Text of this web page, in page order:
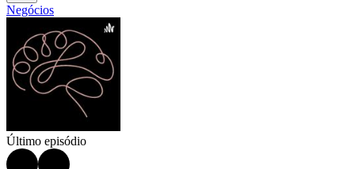
Negócios
Último episódio